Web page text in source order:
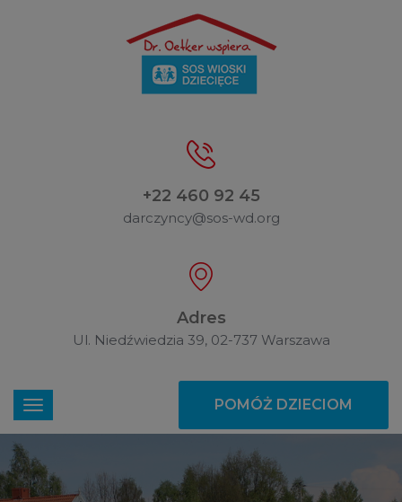
+22 460 92 45
darczyncy@sos-wd.org
Adres
Ul. Niedźwiedzia 39, 02-737 Warszawa
POMÓŻ DZIECIOM